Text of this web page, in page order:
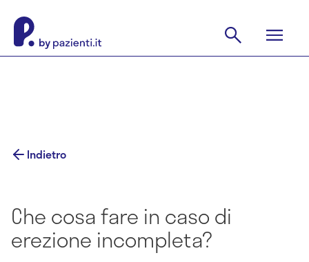
Indietro
Che cosa fare in caso di
erezione incompleta?